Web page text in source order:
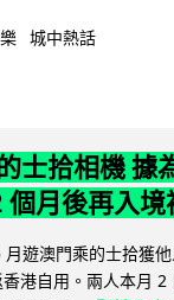
城中熱話
士拾相機 據
個月後再入境
遊澳門乘的士拾獲
港自用。兩人本月 2